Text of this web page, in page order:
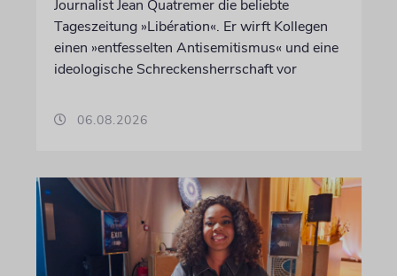
Journalist Jean Quatremer die beliebte
Tageszeitung »Libération«. Er wirft Kollegen
einen »entfesselten Antisemitismus« und eine
ideologische Schreckensherrschaft vor
06.08.2026